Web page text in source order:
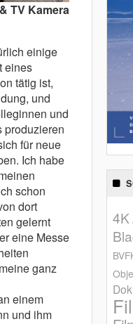
TV Kamera
einige
eines
tätig ist,
und
und
produzieren
für neue
Ich habe
schon
dort
gelernt
eine Messe
ganz
einem
und ihm
4K